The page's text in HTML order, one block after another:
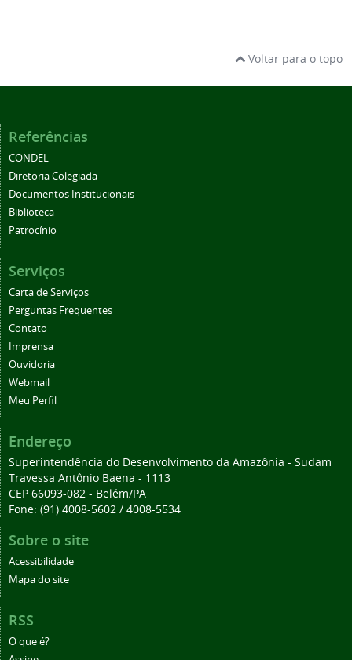
Voltar para o topo
Referências
CONDEL
Diretoria Colegiada
Documentos Institucionais
Biblioteca
Patrocínio
Serviços
Carta de Serviços
Perguntas Frequentes
Contato
Imprensa
Ouvidoria
Webmail
Meu Perfil
Endereço
Superintendência do Desenvolvimento da Amazônia - Sudam
Travessa Antônio Baena - 1113
CEP 66093-082 - Belém/PA
Fone: (91) 4008-5602 / 4008-5534
Sobre o site
Acessibilidade
Mapa do site
RSS
O que é?